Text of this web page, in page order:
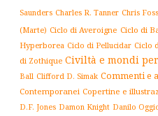
Saunders Charles R. Tanner Chris Foss
(Marte) Ciclo di Averoigne Ciclo di
Hyperborea Ciclo di Pellucidar Ciclo
di Zothique Civiltà e mondi
Ball Clifford D. Simak Commenti e
Contemporanei Copertine e
D.F. Jones Damon Knight Danilo